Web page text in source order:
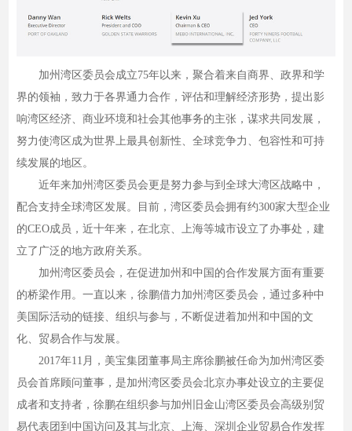
加州湾区委员会成立75年以来，聚合着来自商界、政界和学
界的领袖，致力于各界通力合作，评估和理解经济形势，提出影
响湾区经济、商业环境和社会其他事务的主张，谋求共同发展，
努力使湾区成为世界上最具创新性、全球竞争力、包容性和可持
续发展的地区。
近年来加州湾区委员会更是努力参与到全球大湾区战略中，
配合支持全球湾区发展。目前，湾区委员会拥有约300家大型企业
的CEO成员，近十年来，在北京、上海等城市设立了办事处，建
立了广泛的地方政府关系。
加州湾区委员会，在促进加州和中国的合作发展方面有重要
的桥梁作用。一直以来，徐鹏借力加州湾区委员会，通过多种中
美国际活动的链接、组织与参与，不断促进着加州和中国的文
化、贸易合作与发展。
2017年11月，美宝集团董事局主席徐鹏被任命为加州湾区委
员会首席顾问董事，是加州湾区委员会北京办事处设立的主要促
成者和支持者，徐鹏在组织参与加州旧金山湾区委员会高级别贸
易代表团到中国访问及其与北京、上海、深圳企业贸易合作发挥